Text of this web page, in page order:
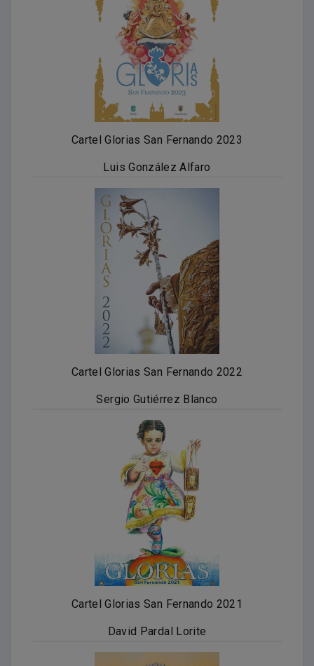
Cartel Glorias San Fernando 2023
Luis González Alfaro
Cartel Glorias San Fernando 2022
Sergio Gutiérrez Blanco
Cartel Glorias San Fernando 2021
David Pardal Lorite